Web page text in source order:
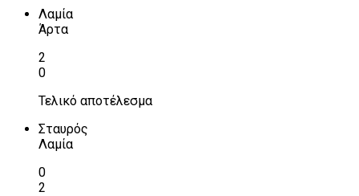
Λαμία
Άρτα
2
0
Τελικό αποτέλεσμα
Σταυρός
Λαμία
0
2